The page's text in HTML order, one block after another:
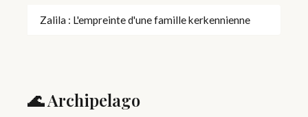
Zalila : L'empreinte d'une famille kerkennienne
🌊 Archipelago